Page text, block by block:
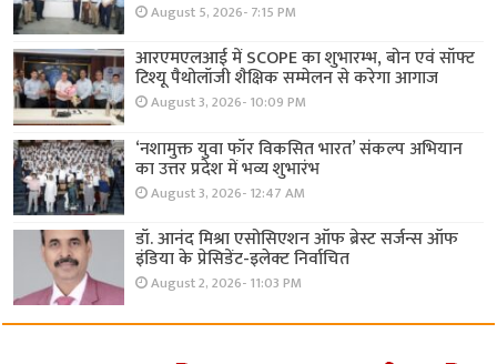
August 5, 2026- 7:15 PM
आरएमएलआई में SCOPE का शुभारम्भ, बोन एवं सॉफ्ट
टिश्यू पैथोलॉजी शैक्षिक सम्मेलन से करेगा आगाज
August 3, 2026- 10:09 PM
‘नशामुक्त युवा फॉर विकसित भारत’ संकल्प अभियान
का उत्तर प्रदेश में भव्य शुभारंभ
August 3, 2026- 12:47 AM
डॉ. आनंद मिश्रा एसोसिएशन ऑफ ब्रेस्ट सर्जन्स ऑफ
इंडिया के प्रेसिडेंट-इलेक्ट निर्वाचित
August 2, 2026- 11:03 PM